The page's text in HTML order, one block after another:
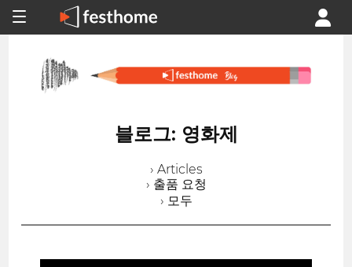
블로그: 영화제
› Articles
› 출품 요청
› 모두